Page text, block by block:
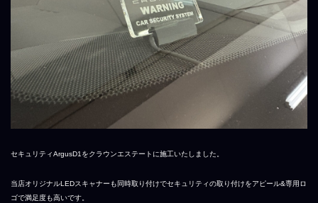
セキュリティArgusD1をクラウンエステートに施工いたしました。
当店オリジナルLEDスキャナーも同時取り付けでセキュリティの取り付けをアピール&専用ロ
ゴで満足度も高いです。